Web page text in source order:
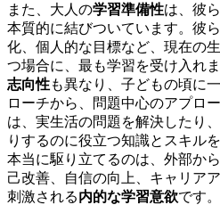
また、大人の学習準備性は、彼
本質的に結びついています。彼
化、個人的な目標など、現在の
つ場合に、最も学習を受け入れ
志向性も異なり、子どもの頃に
ローチから、問題中心のアプロ
は、実生活の問題を解決したり
りするのに役立つ知識とスキル
本当に駆り立てるのは、外部か
己改善、自信の向上、キャリア
刺激される内的な学習意欲です。